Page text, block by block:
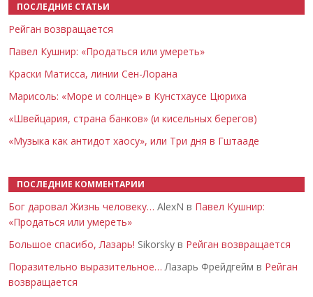
ПОСЛЕДНИЕ СТАТЬИ
Рейган возвращается
Павел Кушнир: «Продаться или умереть»
Краски Матисса, линии Сен-Лорана
Марисоль: «Море и солнце» в Кунстхаусе Цюриха
«Швейцария, страна банков» (и кисельных берегов)
«Музыка как антидот хаосу», или Три дня в Гштааде
ПОСЛЕДНИЕ КОММЕНТАРИИ
Бог даровал Жизнь человеку… AlexN в Павел Кушнир:
«Продаться или умереть»
Большое спасибо, Лазарь! Sikorsky в Рейган возвращается
Поразительно выразительное… Лазарь Фрейдгейм в Рейган
возвращается